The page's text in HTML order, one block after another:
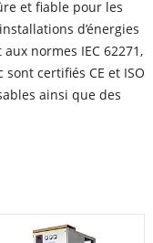
et fiable pour les
d’énergies
normes IEC 62271,
sont certifiés CE et ISO
ainsi que des